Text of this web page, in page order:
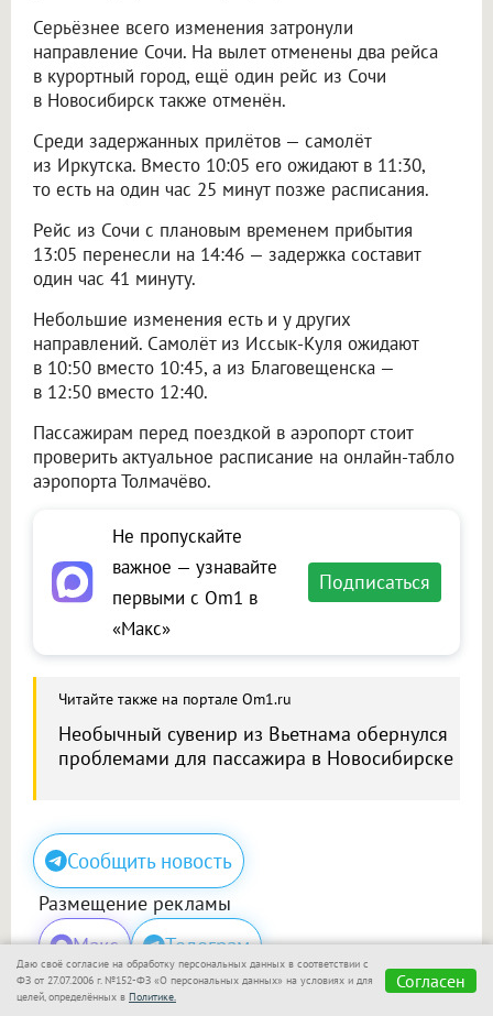
Серьёзнее всего изменения затронули
направление Сочи. На вылет отменены два рейса
в курортный город, ещё один рейс из Сочи
в Новосибирск также отменён.
Среди задержанных прилётов — самолёт
из Иркутска. Вместо 10:05 его ожидают в 11:30,
то есть на один час 25 минут позже расписания.
Рейс из Сочи с плановым временем прибытия
13:05 перенесли на 14:46 — задержка составит
один час 41 минуту.
Небольшие изменения есть и у других
направлений. Самолёт из Иссык-Куля ожидают
в 10:50 вместо 10:45, а из Благовещенска —
в 12:50 вместо 12:40.
Пассажирам перед поездкой в аэропорт стоит
проверить актуальное расписание на онлайн-табло
аэропорта Толмачёво.
Не пропускайте
важное — узнавайте
первыми с Om1 в
«Макс»
Подписаться
Читайте также на портале Om1.ru
Необычный сувенир из Вьетнама обернулся
проблемами для пассажира в Новосибирске
Сообщить новость
Размещение рекламы
Макс Телеграм
Даю своё согласие на обработку персональных данных в соответствии с
ФЗ от 27.07.2006 г. №152-ФЗ «О персональных данных» на условиях и для
целей, определённых в Политике.
Согласен